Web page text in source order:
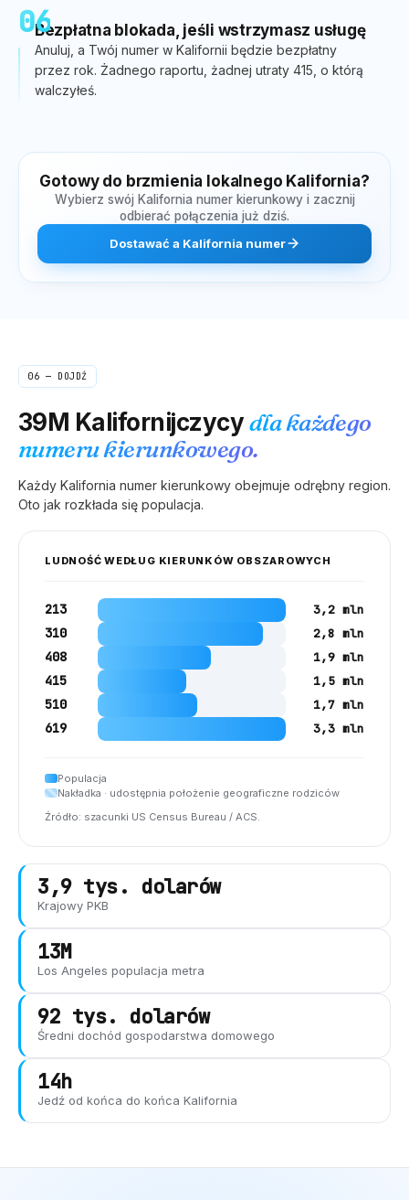
06Bezpłatna blokada, jeśli wstrzymasz usługę
Anuluj, a Twój numer w Kalifornii będzie bezpłatny
przez rok. Żadnego raportu, żadnej utraty 415, o którą
walczyłeś.
Gotowy do brzmienia lokalnego Kalifornia?
Wybierz swój Kalifornia numer kierunkowy i zacznij
odbierać połączenia już dziś.
Dostawać a Kalifornia numer
06 — DOJDŹ
39M Kalifornijczycydla każdego
numeru kierunkowego.
Każdy Kalifornia numer kierunkowy obejmuje odrębny region.
Oto jak rozkłada się populacja.
LUDNOŚĆ WEDŁUG KIERUNKÓW OBSZAROWYCH
213 3,2 mln
310 2,8 mln
408 1,9 mln
415 1,5 mln
510 1,7 mln
619 3,3 mln
Populacja
Nakładka · udostępnia położenie geograficzne rodziców
Źródło: szacunki US Census Bureau / ACS.
3,9 tys. dolarów
Krajowy PKB
13M
Los Angeles populacja metra
92 tys. dolarów
Średni dochód gospodarstwa domowego
14h
Jedź od końca do końca Kalifornia